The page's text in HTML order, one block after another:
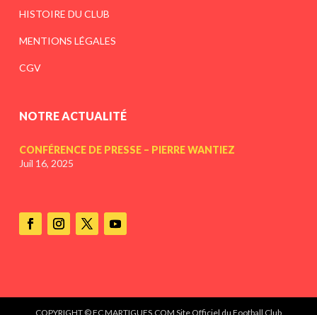
HISTOIRE DU CLUB
MENTIONS LÉGALES
CGV
NOTRE ACTUALITÉ
CONFÉRENCE DE PRESSE – PIERRE WANTIEZ
Juil 16, 2025
COPYRIGHT © FC MARTIGUES.COM Site Officiel du Football Club